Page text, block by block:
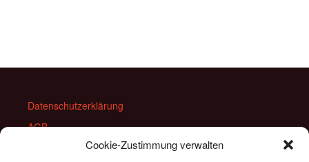
Cookie-Zustimmung verwalten
Datenschutzerklärung
AGB
Widerrufsbelehrung